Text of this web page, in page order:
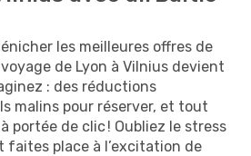
les meilleures offres de
de Lyon à Vilnius devient
: des réductions
malins pour réserver, et tout
portée de clic ! Oubliez le stress
faites place à l’excitation de